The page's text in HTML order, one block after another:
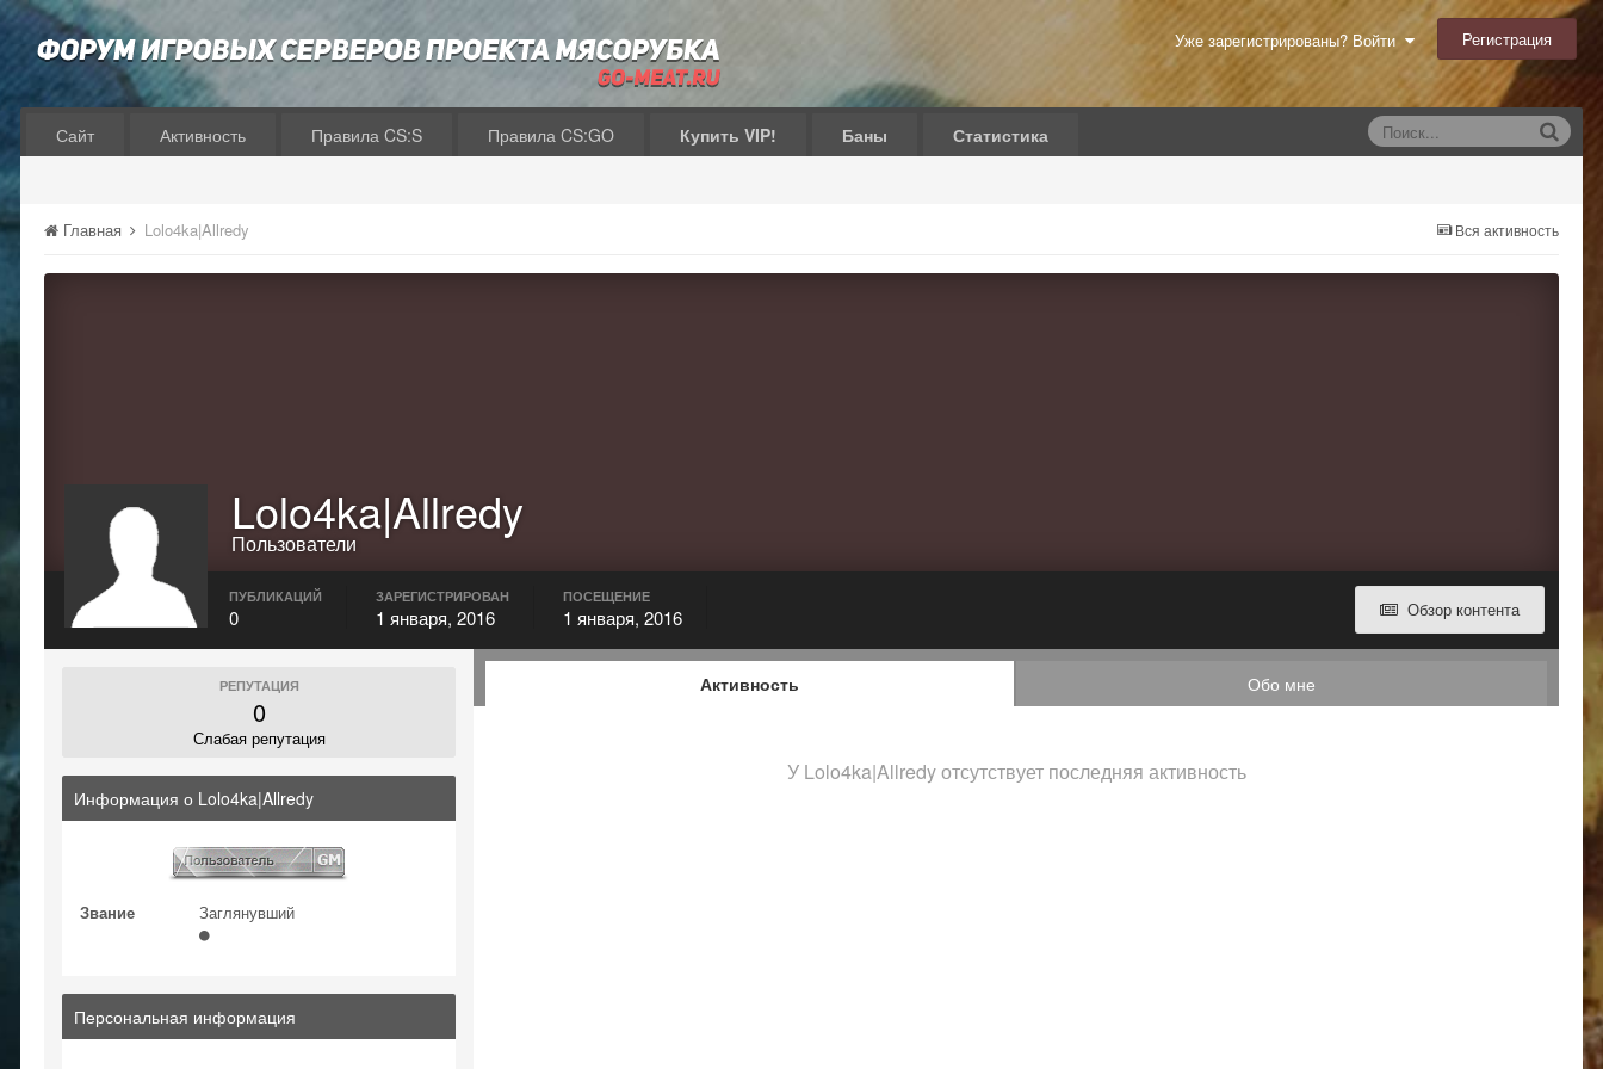
Уже зарегистрированы? Войти Регистрация
Сайт Активность Правила CS:S Правила CS:GO Купить VIP! Баны Статистика
Вся активность
Главная Lolo4ka|Allredy
Lolo4ka|Allredy
Пользователи
Обзор контента
ПУБЛИКАЦИЙ
0
ЗАРЕГИСТРИРОВАН
1 января, 2016
ПОСЕЩЕНИЕ
1 января, 2016
РЕПУТАЦИЯ
0
Слабая репутация
Информация о Lolo4ka|Allredy
Звание Заглянувший
Персональная информация
Активность Обо мне
У Lolo4ka|Allredy отсутствует последняя активность